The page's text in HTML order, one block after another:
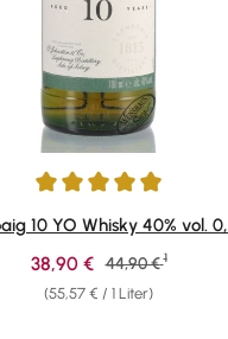
von 4.91 von 5
10 YO Whisky 40% vol.
(55,57 € / 1 Liter)
Verkaufspreis:
38,90 € Regulärer Preis:
44,90 € 1